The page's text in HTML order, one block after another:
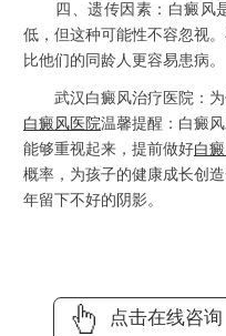
四、遗传因素：白癜风是
低，但这种可能性不容忽视
比他们的同龄人更容易患病。
武汉白癜风治疗医院：为
白癜风医院温馨提醒：白癜
能够重视起来，提前做好白
概率，为孩子的健康成长创
年留下不好的阴影。
点击在线咨询